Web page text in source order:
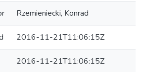
Rzemieniecki, Konrad
2016-11-21T11:06:15Z
2016-11-21T11:06:15Z